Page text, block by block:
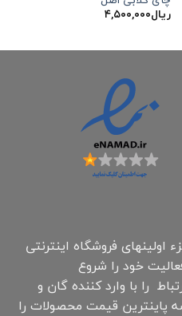
ریال۴,۵۰۰,۰۰۰
اولینهای فروشگاه اینترنتی
است که اواخر سال ۹۷ فعالیت خود را شروع
را با وارد کننده گان و
پاینترین قیمت محصولات را